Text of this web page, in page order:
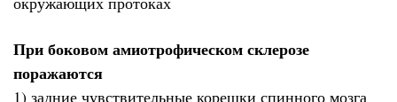
При боковом амиотрофическом склерозе
поражаются
1) задние чувствительные корешки спинного мозга